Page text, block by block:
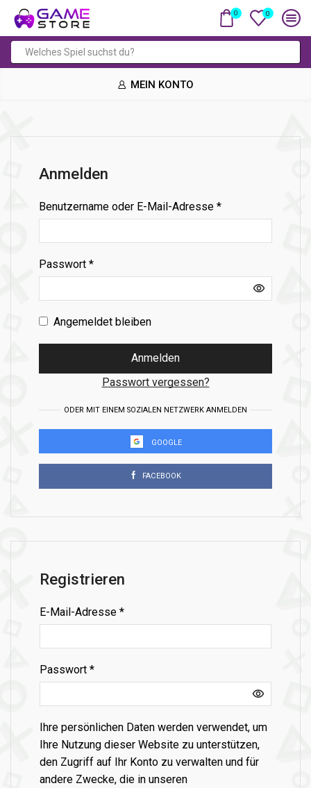
0 0
MEIN KONTO
Anmelden
Benutzername oder E-Mail-Adresse *Erforderlich
Passwort *Erforderlich
Angemeldet bleiben
Anmelden
Passwort vergessen?
ODER MIT EINEM SOZIALEN NETZWERK ANMELDEN
GOOGLE
FACEBOOK
Registrieren
E-Mail-Adresse*Erforderlich
Passwort*Erforderlich
Ihre persönlichen Daten werden verwendet, um
Ihre Nutzung dieser Website zu unterstützen,
den Zugriff auf Ihr Konto zu verwalten und für
andere Zwecke, die in unseren